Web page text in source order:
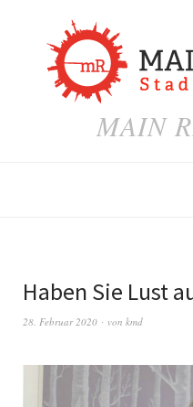
MAIN
Haben Sie Lust
28. Februar 2020 von kmd